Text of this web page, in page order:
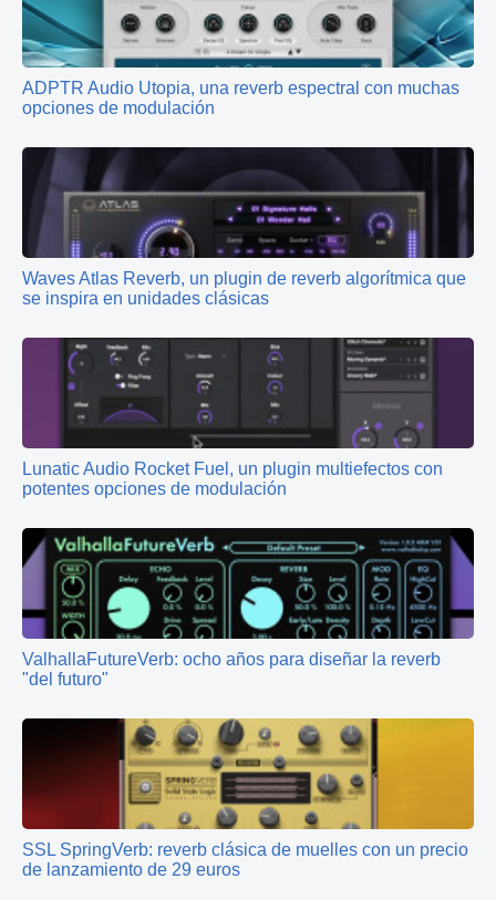
ADPTR Audio Utopia, una reverb espectral con muchas
opciones de modulación
Waves Atlas Reverb, un plugin de reverb algorítmica que
se inspira en unidades clásicas
Lunatic Audio Rocket Fuel, un plugin multiefectos con
potentes opciones de modulación
ValhallaFutureVerb: ocho años para diseñar la reverb
"del futuro"
SSL SpringVerb: reverb clásica de muelles con un precio
de lanzamiento de 29 euros